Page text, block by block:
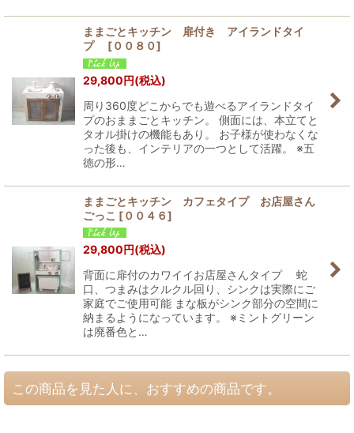
ままごとキッチン 扉付き アイランドタイ
プ
[００８０]
29,800円(税込)
周り360度どこからでも遊べるアイランドタイ
プのおままごとキッチン。 側面には、本立てと
タオル掛けの機能もあり。 お子様が使わなくな
った後も、インテリアの一つとして活躍。 ※五
徳の形…
ままごとキッチン カフェタイプ お店屋さん
ごっこ [００４６]
29,800円(税込)
背面に扉付のカワイイお店屋さんタイプ 蛇
口、つまみはクルクル回り、シンクは実際にご
家庭でご使用可能 まな板がシンク部分の空間に
納まるようになっています。 ※ミントグリーン
は廃番色と…
この商品を見た人に、おすすめの商品です。